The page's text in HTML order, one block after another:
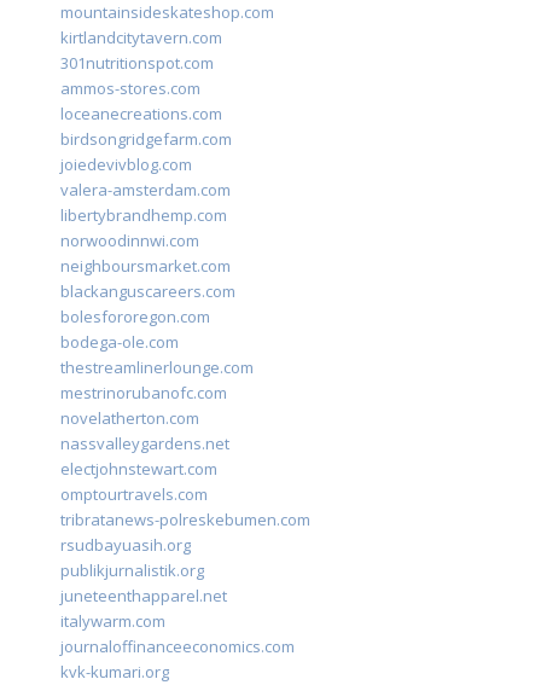
mountainsideskateshop.com
kirtlandcitytavern.com
301nutritionspot.com
ammos-stores.com
loceanecreations.com
birdsongridgefarm.com
joiedevivblog.com
valera-amsterdam.com
libertybrandhemp.com
norwoodinnwi.com
neighboursmarket.com
blackanguscareers.com
bolesfororegon.com
bodega-ole.com
thestreamlinerlounge.com
mestrinorubanofc.com
novelatherton.com
nassvalleygardens.net
electjohnstewart.com
omptourtravels.com
tribratanews-polreskebumen.com
rsudbayuasih.org
publikjurnalistik.org
juneteenthapparel.net
italywarm.com
journaloffinanceeconomics.com
kvk-kumari.org